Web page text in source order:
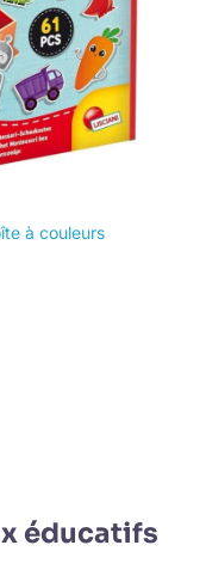
à couleurs
éducatifs